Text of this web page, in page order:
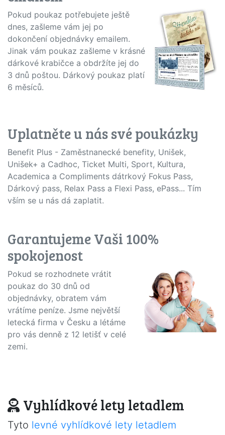
Pokud poukaz potřebujete ještě
dnes, zašleme vám jej po
dokončení objednávky emailem.
Jinak vám poukaz zašleme v krásné
dárkové krabičce a obdržíte jej do
3 dnů poštou. Dárkový poukaz platí
6 měsíců.
Uplatněte u nás své poukázky
Benefit Plus - Zaměstnanecké benefity, Unišek,
Unišek+ a Cadhoc, Ticket Multi, Sport, Kultura,
Academica a Compliments dátrkový Fokus Pass,
Dárkový pass, Relax Pass a Flexi Pass, ePass... Tím
vším se u nás dá zaplatit.
Garantujeme Vaši 100%
spokojenost
Pokud se rozhodnete vrátit
poukaz do 30 dnů od
objednávky, obratem vám
vrátíme peníze. Jsme největší
letecká firma v Česku a létáme
pro vás denně z 12 letišť v celé
zemi.
Vyhlídkové lety letadlem
Tyto levné vyhlídkové lety letadlem